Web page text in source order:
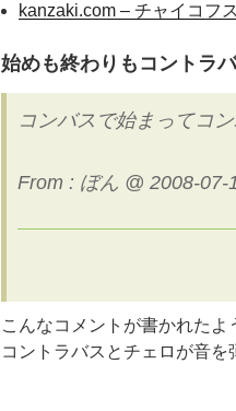
kanzaki.com – チャイコフ
始めも終わりもコントラ
コンバスで始まってコ
From : ぼん @ 2008-07-
こんなコメントが書かれた
コントラバスとチェロが音を